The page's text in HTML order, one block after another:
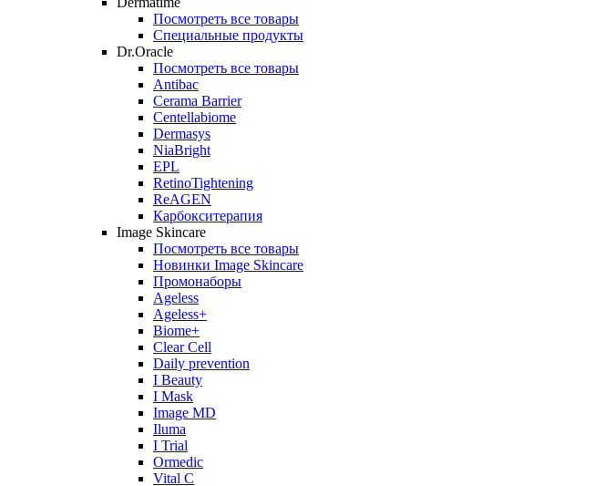
Посмотреть все товары
Специальные продукты
Dr.Oracle
Посмотреть все товары
Antibac
Cerama Barrier
Centellabiome
Dermasys
NiaBright
EPL
RetinoTightening
ReAGEN
Карбокситерапия
Image Skincare
Посмотреть все товары
Новинки Image Skincare
Промонаборы
Ageless
Ageless+
Biome+
Clear Cell
Daily prevention
I Beauty
I Mask
Image MD
Iluma
I Trial
Ormedic
Vital C